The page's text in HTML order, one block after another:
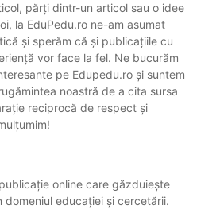
părți dintr-un articol sau o idee
la EduPedu.ro ne-am asumat
și sperăm că și publicațiile cu
vor face la fel. Ne bucurăm
pe Edupedu.ro și suntem
noastră de a cita sursa
reciprocă de respect și
online care găzduiește
domeniul educației și cercetării.